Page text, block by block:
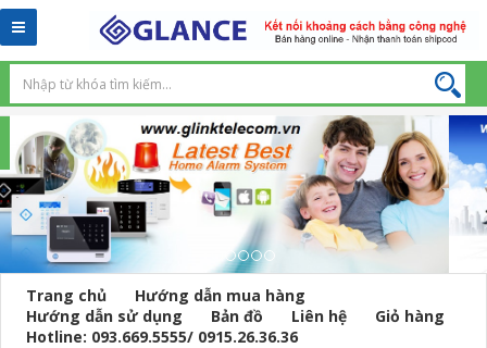
Toggle
navigation
Trang chủ
Hướng dẫn mua hàng
Hướng dẫn sử dụng
Bản đồ Liên hệ
Giỏ hàng
Hotline: 093.669.5555/ 0915.26.36.36